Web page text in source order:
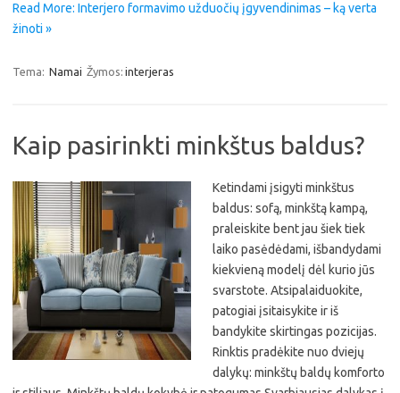
Read More: Interjero formavimo užduočių įgyvendinimas – ką verta
žinoti »
Tema: Namai Žymos: interjeras
Kaip pasirinkti minkštus baldus?
Ketindami įsigyti minkštus
baldus: sofą, minkštą kampą,
praleiskite bent jau šiek tiek
laiko pasėdėdami, išbandydami
kiekvieną modelį dėl kurio jūs
svarstote. Atsipalaiduokite,
patogiai įsitaisykite ir iš
bandykite skirtingas pozicijas.
Rinktis pradėkite nuo dviejų
dalykų: minkštų baldų komforto